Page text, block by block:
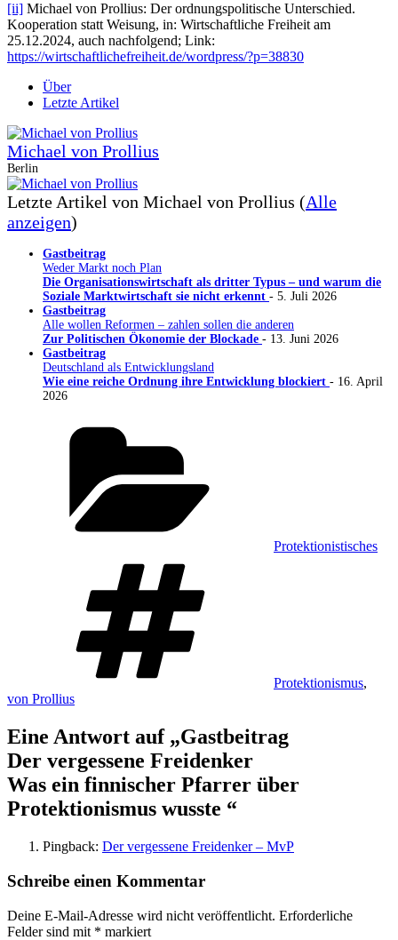
[ii] Michael von Prollius: Der ordnungspolitische Unterschied.
Kooperation statt Weisung, in: Wirtschaftliche Freiheit am
25.12.2024, auch nachfolgend; Link:
https://wirtschaftlichefreiheit.de/wordpress/?p=38830
Über
Letzte Artikel
Michael von Prollius
Berlin
Letzte Artikel von Michael von Prollius (Alle
anzeigen)
Gastbeitrag
Weder Markt noch Plan
Die Organisationswirtschaft als dritter Typus – und warum die
Soziale Marktwirtschaft sie nicht erkennt - 5. Juli 2026
Gastbeitrag
Alle wollen Reformen – zahlen sollen die anderen
Zur Politischen Ökonomie der Blockade - 13. Juni 2026
Gastbeitrag
Deutschland als Entwicklungsland
Wie eine reiche Ordnung ihre Entwicklung blockiert - 16. April
2026
Protektionistisches
Protektionismus,
von Prollius
Eine Antwort auf „Gastbeitrag
Der vergessene Freidenker
Was ein finnischer Pfarrer über
Protektionismus wusste “
Pingback: Der vergessene Freidenker – MvP
Schreibe einen Kommentar
Deine E-Mail-Adresse wird nicht veröffentlicht. Erforderliche
Felder sind mit * markiert